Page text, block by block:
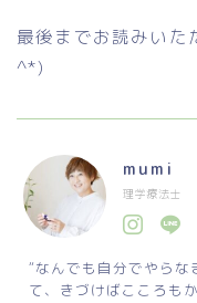
最後までお読みい
^*)
mumi
理学療法士
“なんでも自分でやらな
て、きづけばこころも